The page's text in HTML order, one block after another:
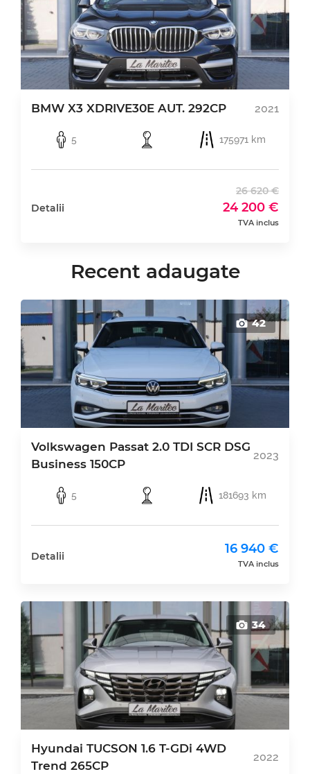
BMW X3 XDRIVE30E AUT. 292CP 2021
5 175971 km
Detalii
26 620 €
24 200 €
TVA inclus
Recent adaugate
42
Volkswagen Passat 2.0 TDI SCR DSG
Business 150CP
2023
5 181693 km
Detalii 16 940 €
TVA inclus
34
Hyundai TUCSON 1.6 T-GDi 4WD
Trend 265CP
2022